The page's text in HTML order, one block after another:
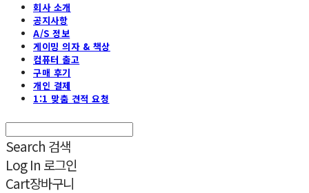
회사 소개
공지사항
A/S 정보
게이밍 의자 & 책상
컴퓨터 출고
구매 후기
개인 결제
1:1 맞춤 견적 요청
Search 검색
Log In 로그인
Cart장바구니